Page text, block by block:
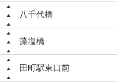
八千代橋
藻塩橋
田町駅東口前